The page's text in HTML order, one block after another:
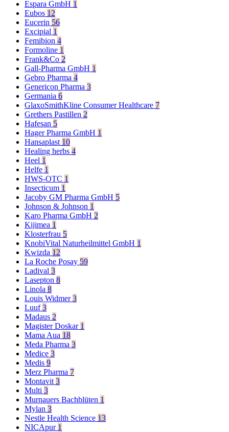
Espara GmbH 1
Eubos 12
Eucerin 56
Excipial 1
Femibion 4
Formoline 1
Frank&Co 2
Gall-Pharma GmbH 1
Gebro Pharma 4
Genericon Pharma 3
Germania 6
GlaxoSmithKline Consumer Healthcare 7
Grethers Pastillen 2
Hafesan 5
Hager Pharma GmbH 1
Hansaplast 10
Healing herbs 4
Heel 1
Helfe 1
HWS-OTC 1
Insecticum 1
Jacoby GM Pharma GmbH 5
Johnson & Johnson 1
Karo Pharma GmbH 2
Kijimea 1
Klosterfrau 5
KnobiVital Naturheilmittel GmbH 1
Kwizda 12
La Roche Posay 59
Ladival 3
Lasepton 8
Linola 8
Louis Widmer3
Luuf3
Madaus 2
Magister Doskar 1
Mama Aua 18
Meda Pharma 3
Medice 3
Medis 9
Merz Pharma 7
Montavit 3
Multi 3
Murnauers Bachblüten 1
Mylan 3
Nestle Health Science 13
NICApur 1